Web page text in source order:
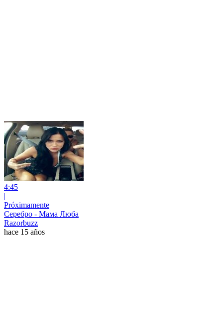
4:45
|
Próximamente
Серебро - Мама Люба
Razorbuzz
hace 15 años